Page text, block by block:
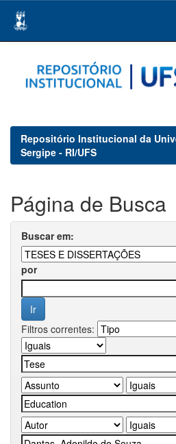
navigation
Repositório Institucional da
Sergipe - RI/UFS
Página de Busca
Buscar em:
por
Filtros correntes: